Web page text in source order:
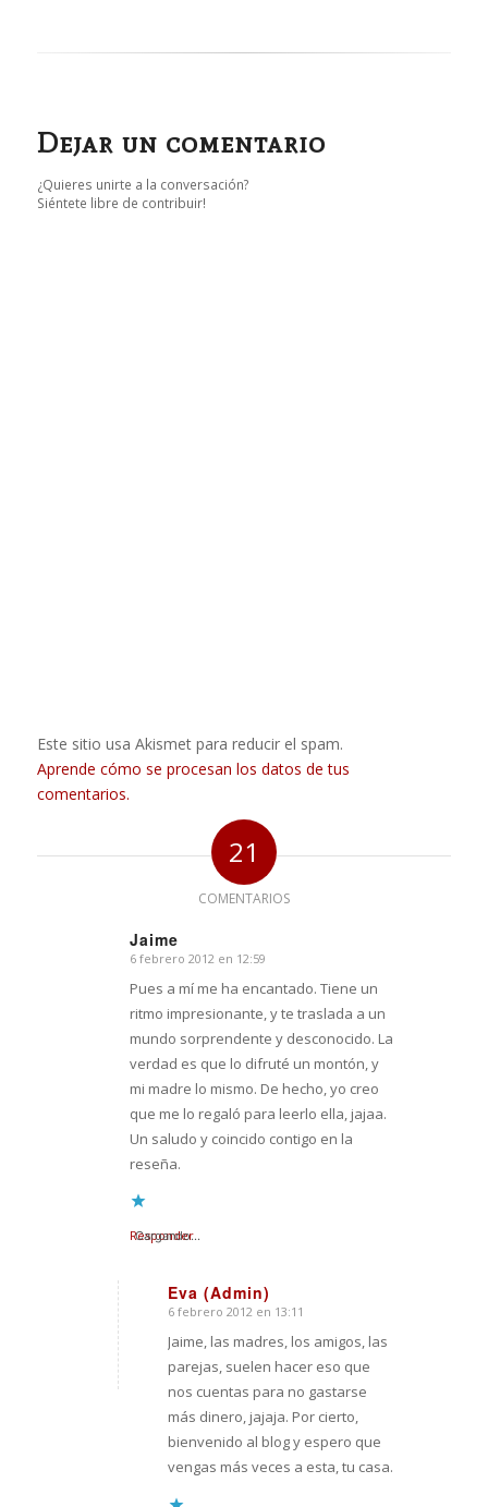
Dejar un comentario
¿Quieres unirte a la conversación?
Siéntete libre de contribuir!
Este sitio usa Akismet para reducir el spam.
Aprende cómo se procesan los datos de tus
comentarios.
21
COMENTARIOS
Jaime
Dice:
6 febrero 2012 en 12:59
Pues a mí me ha encantado. Tiene un
ritmo impresionante, y te traslada a un
mundo sorprendente y desconocido. La
verdad es que lo difruté un montón, y
mi madre lo mismo. De hecho, yo creo
que me lo regaló para leerlo ella, jajaa.
Un saludo y coincido contigo en la
reseña.
Cargando...
Responder
Eva (Admin)
Dice:
6 febrero 2012 en 13:11
Jaime, las madres, los amigos, las
parejas, suelen hacer eso que
nos cuentas para no gastarse
más dinero, jajaja. Por cierto,
bienvenido al blog y espero que
vengas más veces a esta, tu casa.